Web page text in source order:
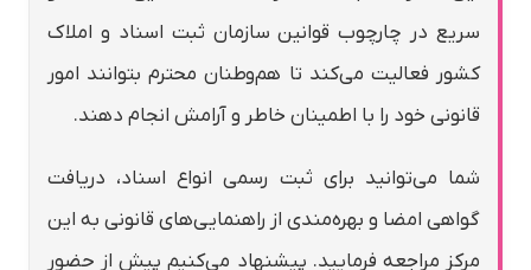
سریع در چارچوب قوانین سازمان ثبت اسناد و املاک
کشور فعالیت می‌کند تا هم‌وطنان محترم بتوانند امور
قانونی خود را با اطمینان خاطر و آرامش انجام دهند.
شما می‌توانید برای ثبت رسمی انواع اسناد، دریافت
گواهی امضا و بهره‌مندی از راهنمایی‌های قانونی به این
مرکز مراجعه فرمایید. پیشنهاد می‌کنیم پیش از حضور